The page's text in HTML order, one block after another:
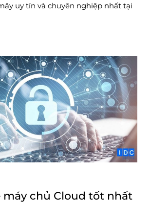
uy tín và chuyên nghiệp nhất tại
máy chủ Cloud tốt nhất